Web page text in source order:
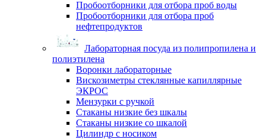
Пробоотборники для отбора проб воды
Пробоотборники для отбора проб
нефтепродуктов
Лабораторная посуда из полипропилена и
полиэтилена
Воронки лабораторные
Вискозиметры стеклянные капиллярные
ЭКРОС
Мензурки с ручкой
Стаканы низкие без шкалы
Стаканы низкие со шкалой
Цилиндр с носиком